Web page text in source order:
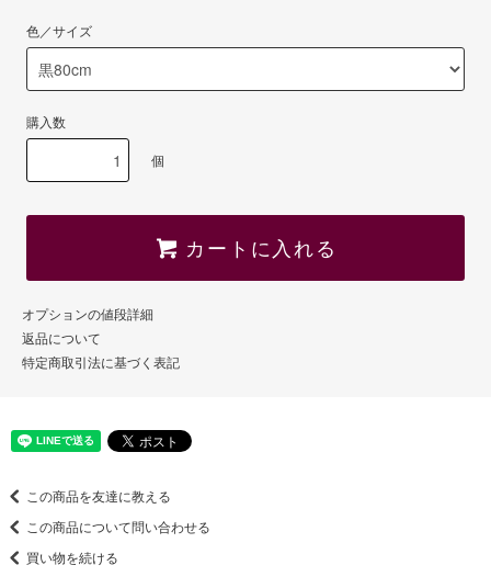
色／サイズ
購入数
個
カートに入れる
オプションの値段詳細
返品について
特定商取引法に基づく表記
この商品を友達に教える
この商品について問い合わせる
買い物を続ける